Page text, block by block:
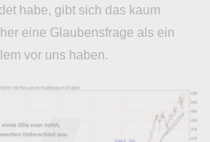
habe, gibt sich das kaum
eine Glaubensfrage als ein
vor uns haben.